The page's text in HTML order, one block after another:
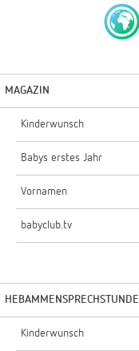
MAGAZIN
Kinderwunsch
Babys erstes Jahr
Vornamen
babyclub.tv
HEBAMMENSPRECHSTUNDE
Kinderwunsch